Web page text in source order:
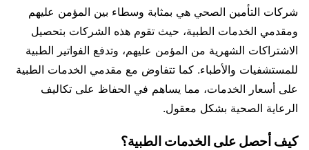
شركات التأمين الصحي هي بمثابة وسطاء بين المؤمن عليهم
ومقدمي الخدمات الطبية، حيث تقوم هذه الشركات بتحصيل
الاشتراكات الشهرية من المؤمن عليهم، وتدفع الفواتير الطبية
للمستشفيات والأطباء. كما تتفاوض مع مقدمي الخدمات الطبية
على أسعار الخدمات، مما يساهم في الحفاظ على تكاليف
الرعاية الصحية بشكل معقول.
كيف أحصل على الخدمات الطبية؟